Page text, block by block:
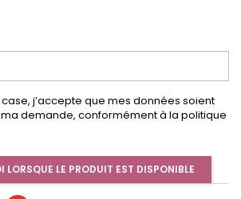
j’accepte que mes données soient
demande, conformément à la politique
LORSQUE LE PRODUIT EST DISPONIBLE